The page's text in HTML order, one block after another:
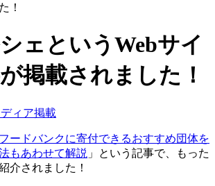
！
ェというWebサイ
掲載されました！
ディア掲載
フードバンクに寄付できるおすすめ団体を
もあわせて解説 」という記事で、もった
介されました！